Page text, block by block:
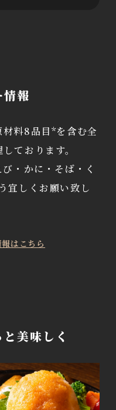
情報
料8品目*を含む全
ております。
・かに・そば・く
宜しくお願い致し
はこちら
美味しく